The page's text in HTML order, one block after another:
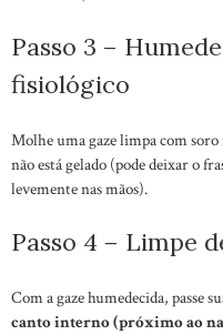
Passo 3 –
fisiológico
Molhe uma gaze limpa com
não está gelado (pode deixar o
levemente nas mãos).
Passo 4 – Limpe
Com a gaze humedecida, passe
canto interno (próximo ao